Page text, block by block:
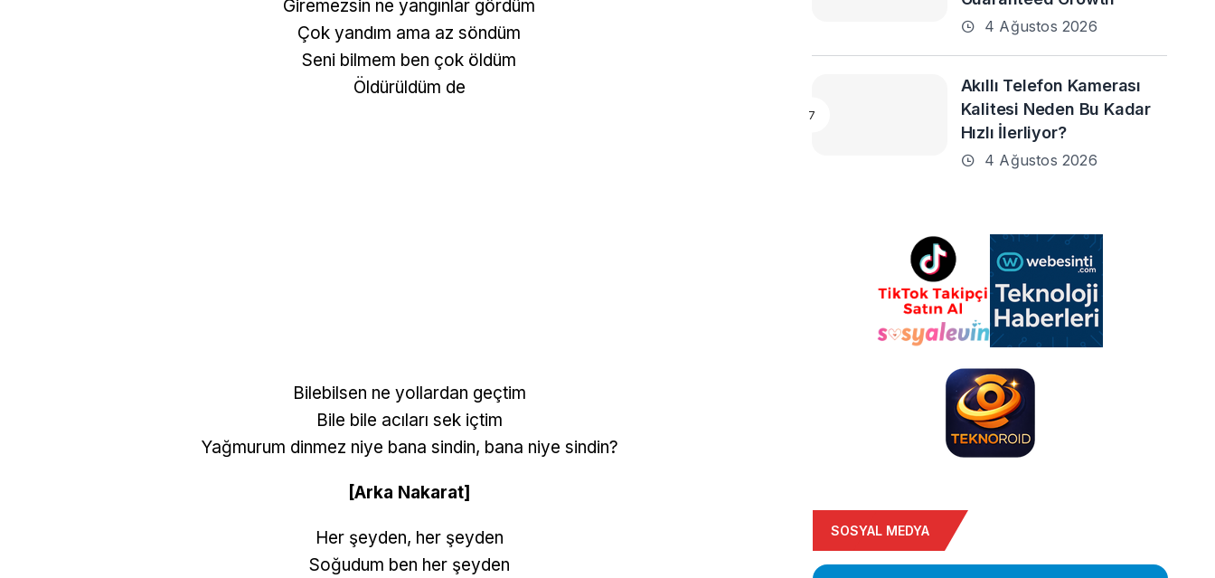
Giremezsin ne yangınlar gördüm
Çok yandım ama az söndüm
Seni bilmem ben çok öldüm
Öldürüldüm de
Bilebilsen ne yollardan geçtim
Bile bile acıları sek içtim
Yağmurum dinmez niye bana sindin, bana niye sindin?
[Arka Nakarat]
Her şeyden, her şeyden
Soğudum ben her şeyden
4 Ağustos 2026
Akıllı Telefon Kamerası
Kalitesi Neden Bu Kadar
Hızlı İlerliyor?
4 Ağustos 2026
SOSYAL MEDYA